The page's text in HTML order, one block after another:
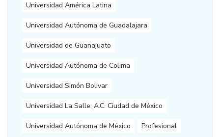
Universidad América Latina
Universidad Autónoma de Guadalajara
Universidad de Guanajuato
Universidad Autónoma de Colima
Universidad Simón Bolivar
Universidad La Salle, A.C. Ciudad de México
Universidad Autónoma de México Profesional